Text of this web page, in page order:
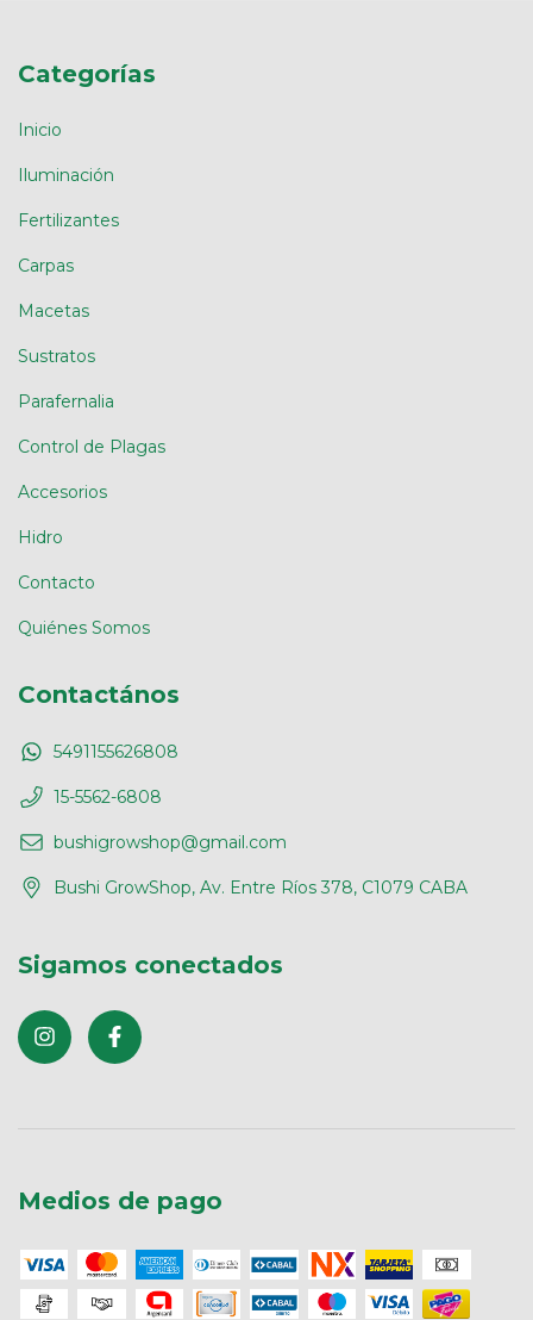
Categorías
Inicio
Iluminación
Fertilizantes
Carpas
Macetas
Sustratos
Parafernalia
Control de Plagas
Accesorios
Hidro
Contacto
Quiénes Somos
Contactános
5491155626808
15-5562-6808
bushigrowshop@gmail.com
Bushi GrowShop, Av. Entre Ríos 378, C1079 CABA
Sigamos conectados
Medios de pago